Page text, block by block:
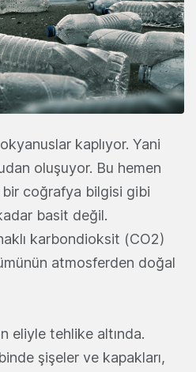
kaplıyor. Yani
oluşuyor. Bu hemen
coğrafya bilgisi gibi
basit değil.
karbondioksit (CO2)
atmosferden doğal
eliyle tehlike altında.
şişeler ve kapakları,